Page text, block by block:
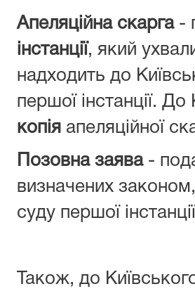
Апеляційна скарга-
інстанції, який
надходить до
першої інстанції.
копія апеляційної
Позовна заява-
визначених
суду першої
Також, до